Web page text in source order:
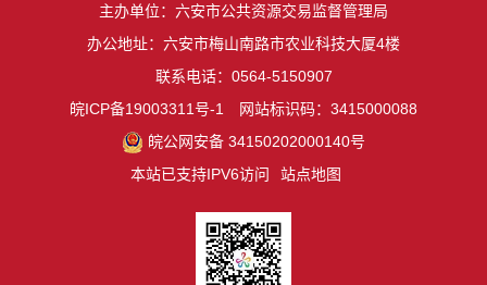
主办单位：六安市公共资源交易监督管理局
办公地址：六安市梅山南路市农业科技大厦4楼
联系电话：0564-5150907
皖ICP备19003311号-1
网站标识码：3415000088
皖公网安备 34150202000140号
本站已支持IPV6访问
站点地图